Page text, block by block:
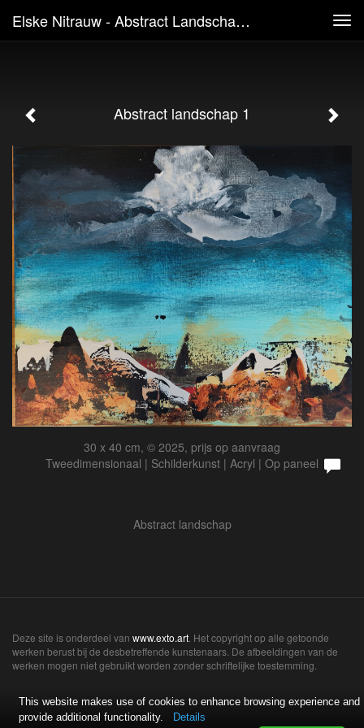
Elske Nitrauw - Abstract Landschap 1
Abstract landschap 1
30 x 40 cm, © 2025, prijs op aanvraag
Tweedimensionaal | Schilderkunst | Acryl | Op paneel
Abstract landschap
Deze site is onderdeel van www.exto.art . Het copyright op alle getoonde
werken berust bij de desbetreffende kunstenaars. De afbeeldingen van de
werken mogen niet gebruikt worden zonder schriftelijke toestemming.
This website makes use of cookies to enhance browsing experience and
provide additional functionality.
Details